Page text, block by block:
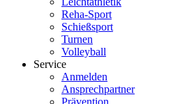
Reha-Sport
Schießsport
Turnen
Volleyball
Service
Anmelden
Ansprechpartner
Prävention